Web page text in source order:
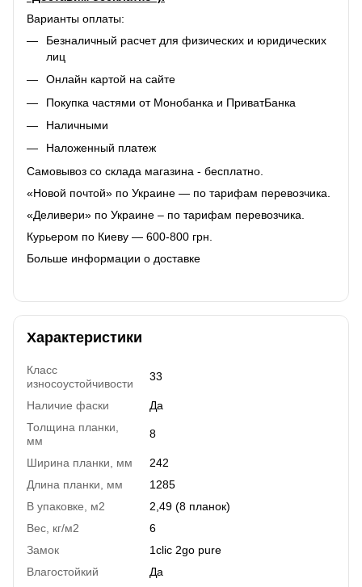
Варианты оплаты:
Безналичный расчет для физических и юридических
лиц
Онлайн картой на сайте
Покупка частями от Монобанка и ПриватБанка
Наличными
Наложенный платеж
Самовывоз со склада магазина - бесплатно.
«Новой почтой» по Украине — по тарифам перевозчика.
«Деливери» по Украине – по тарифам перевозчика.
Курьером по Киеву — 600-800 грн.
Больше информации о доставке
Характеристики
Класс
износоустойчивости
33
Наличие фаски
Да
Толщина планки,
мм
8
Ширина планки, мм
242
Длина планки, мм
1285
В упаковке, м2
2,49 (8 планок)
Вес, кг/м2
6
Замок
1clic 2go pure
Влагостойкий
Да